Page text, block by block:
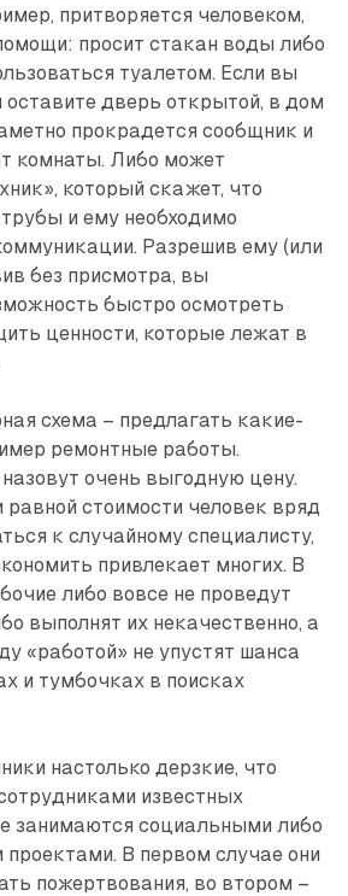
притворяется человеком,
просит стакан воды либо
туалетом. Если вы
оставите дверь открытой, в дом
прокрадется сообщник и
комнаты. Либо может
который скажет, что
и ему необходимо
Разрешив ему (или
без присмотра, вы
быстро осмотреть
ценности, которые лежат в
схема – предлагать какие-
ремонтные работы.
очень выгодную цену.
равной стоимости человек вряд
к случайному специалисту,
привлекает многих. В
либо вовсе не проведут
выполнят их некачественно, а
«работой» не упустят шанса
и тумбочках в поисках
настолько дерзкие, что
известных
занимаются социальными либо
В первом случае они
пожертвования, во втором –